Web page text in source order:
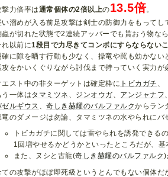
撃力倍率は通常個体の2倍以上の13.5倍。
い溜めが入る前足攻撃は剣士の防御力をもってし
蟲が切れた状態で2連続アッパーでも貰おう物なら
れ以前に1段目で力尽きてコンボにすらならない
確に隙を晒す行動も少なく、操竜や罠も効かない
攻をかいくぐりながら討伐まで持っていく実力が
エスト中の非ターゲットは確定枠に トビカガチ 、
う一体はタマミツネ 、 ジンオウガ、 アンジャナフ、
ゼルギウス 、奇しき赫耀のバルファルクからラン
竜のダメージは勿論、タマミツネの水やられにバ
トビカガチに関しては雷やられを誘発できる
1回増やせるかどうかといったところだが、
また、ヌシと古龍(奇しき赫耀のバルファルク)
ての攻撃がほぼ即死級というとんでもない個体だ